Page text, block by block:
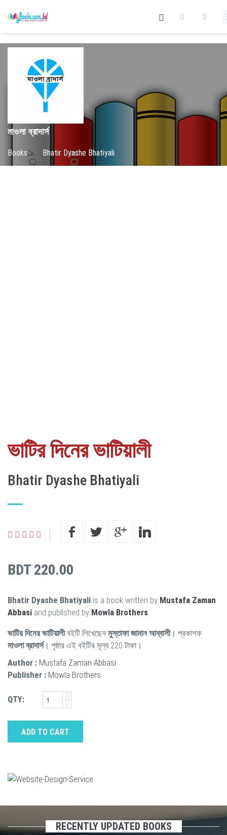
মাওলা ব্রাদার্স
Books / Bhatir Dyashe Bhatiyali
ভাটির দিনের ভাটিয়ালী
Bhatir Dyashe Bhatiyali
BDT 220.00
Bhatir Dyashe Bhatiyali is a book written by Mustafa Zaman
Abbasi and published by Mowla Brothers
ভাটির দিনের ভাটিয়ালীবইটি লিখেছেন মুস্তাফা জামান আব্বাসী। প্রকাশক
মাওলা ব্রাদার্স। পৃষ্ঠার এই বইটির মূল্য 220 টাকা।
Author : Mustafa Zaman Abbasi
Publisher : Mowla Brothers
QTY:
ADD TO CART
RECENTLY UPDATED BOOKS